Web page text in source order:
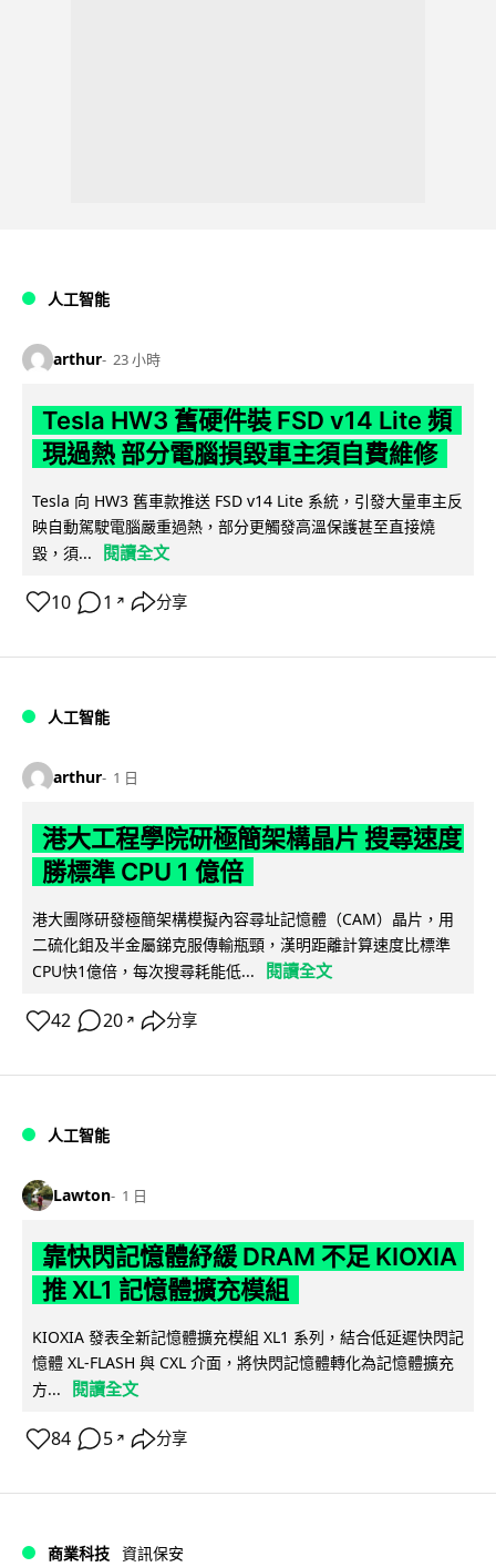
人工智能
arthur 23 小時
Tesla HW3 舊硬件裝 FSD v14 Lite 頻
現過熱 部分電腦損毀車主須自費維修
Tesla 向 HW3 舊車款推送 FSD v14 Lite 系統，引發大量車主反
映自動駕駛電腦嚴重過熱，部分更觸發高溫保護甚至直接燒
毀，須...
閱讀全文
10 1 ↗ 分享
人工智能
arthur 1 日
港大工程學院研極簡架構晶片 搜尋速度
勝標準 CPU 1 億倍
港大團隊研發極簡架構模擬內容尋址記憶體（CAM）晶片，用
二硫化鉬及半金屬銻克服傳輸瓶頸，漢明距離計算速度比標準
CPU快1億倍，每次搜尋耗能低...
閱讀全文
42 20 ↗ 分享
人工智能
Lawton 1 日
靠快閃記憶體紓緩 DRAM 不足 KIOXIA
推 XL1 記憶體擴充模組
KIOXIA 發表全新記憶體擴充模組 XL1 系列，結合低延遲快閃記
憶體 XL-FLASH 與 CXL 介面，將快閃記憶體轉化為記憶體擴充
方...
閱讀全文
84 5 ↗ 分享
商業科技 資訊保安